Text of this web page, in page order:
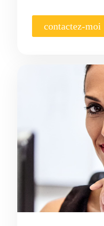
contactez-moi